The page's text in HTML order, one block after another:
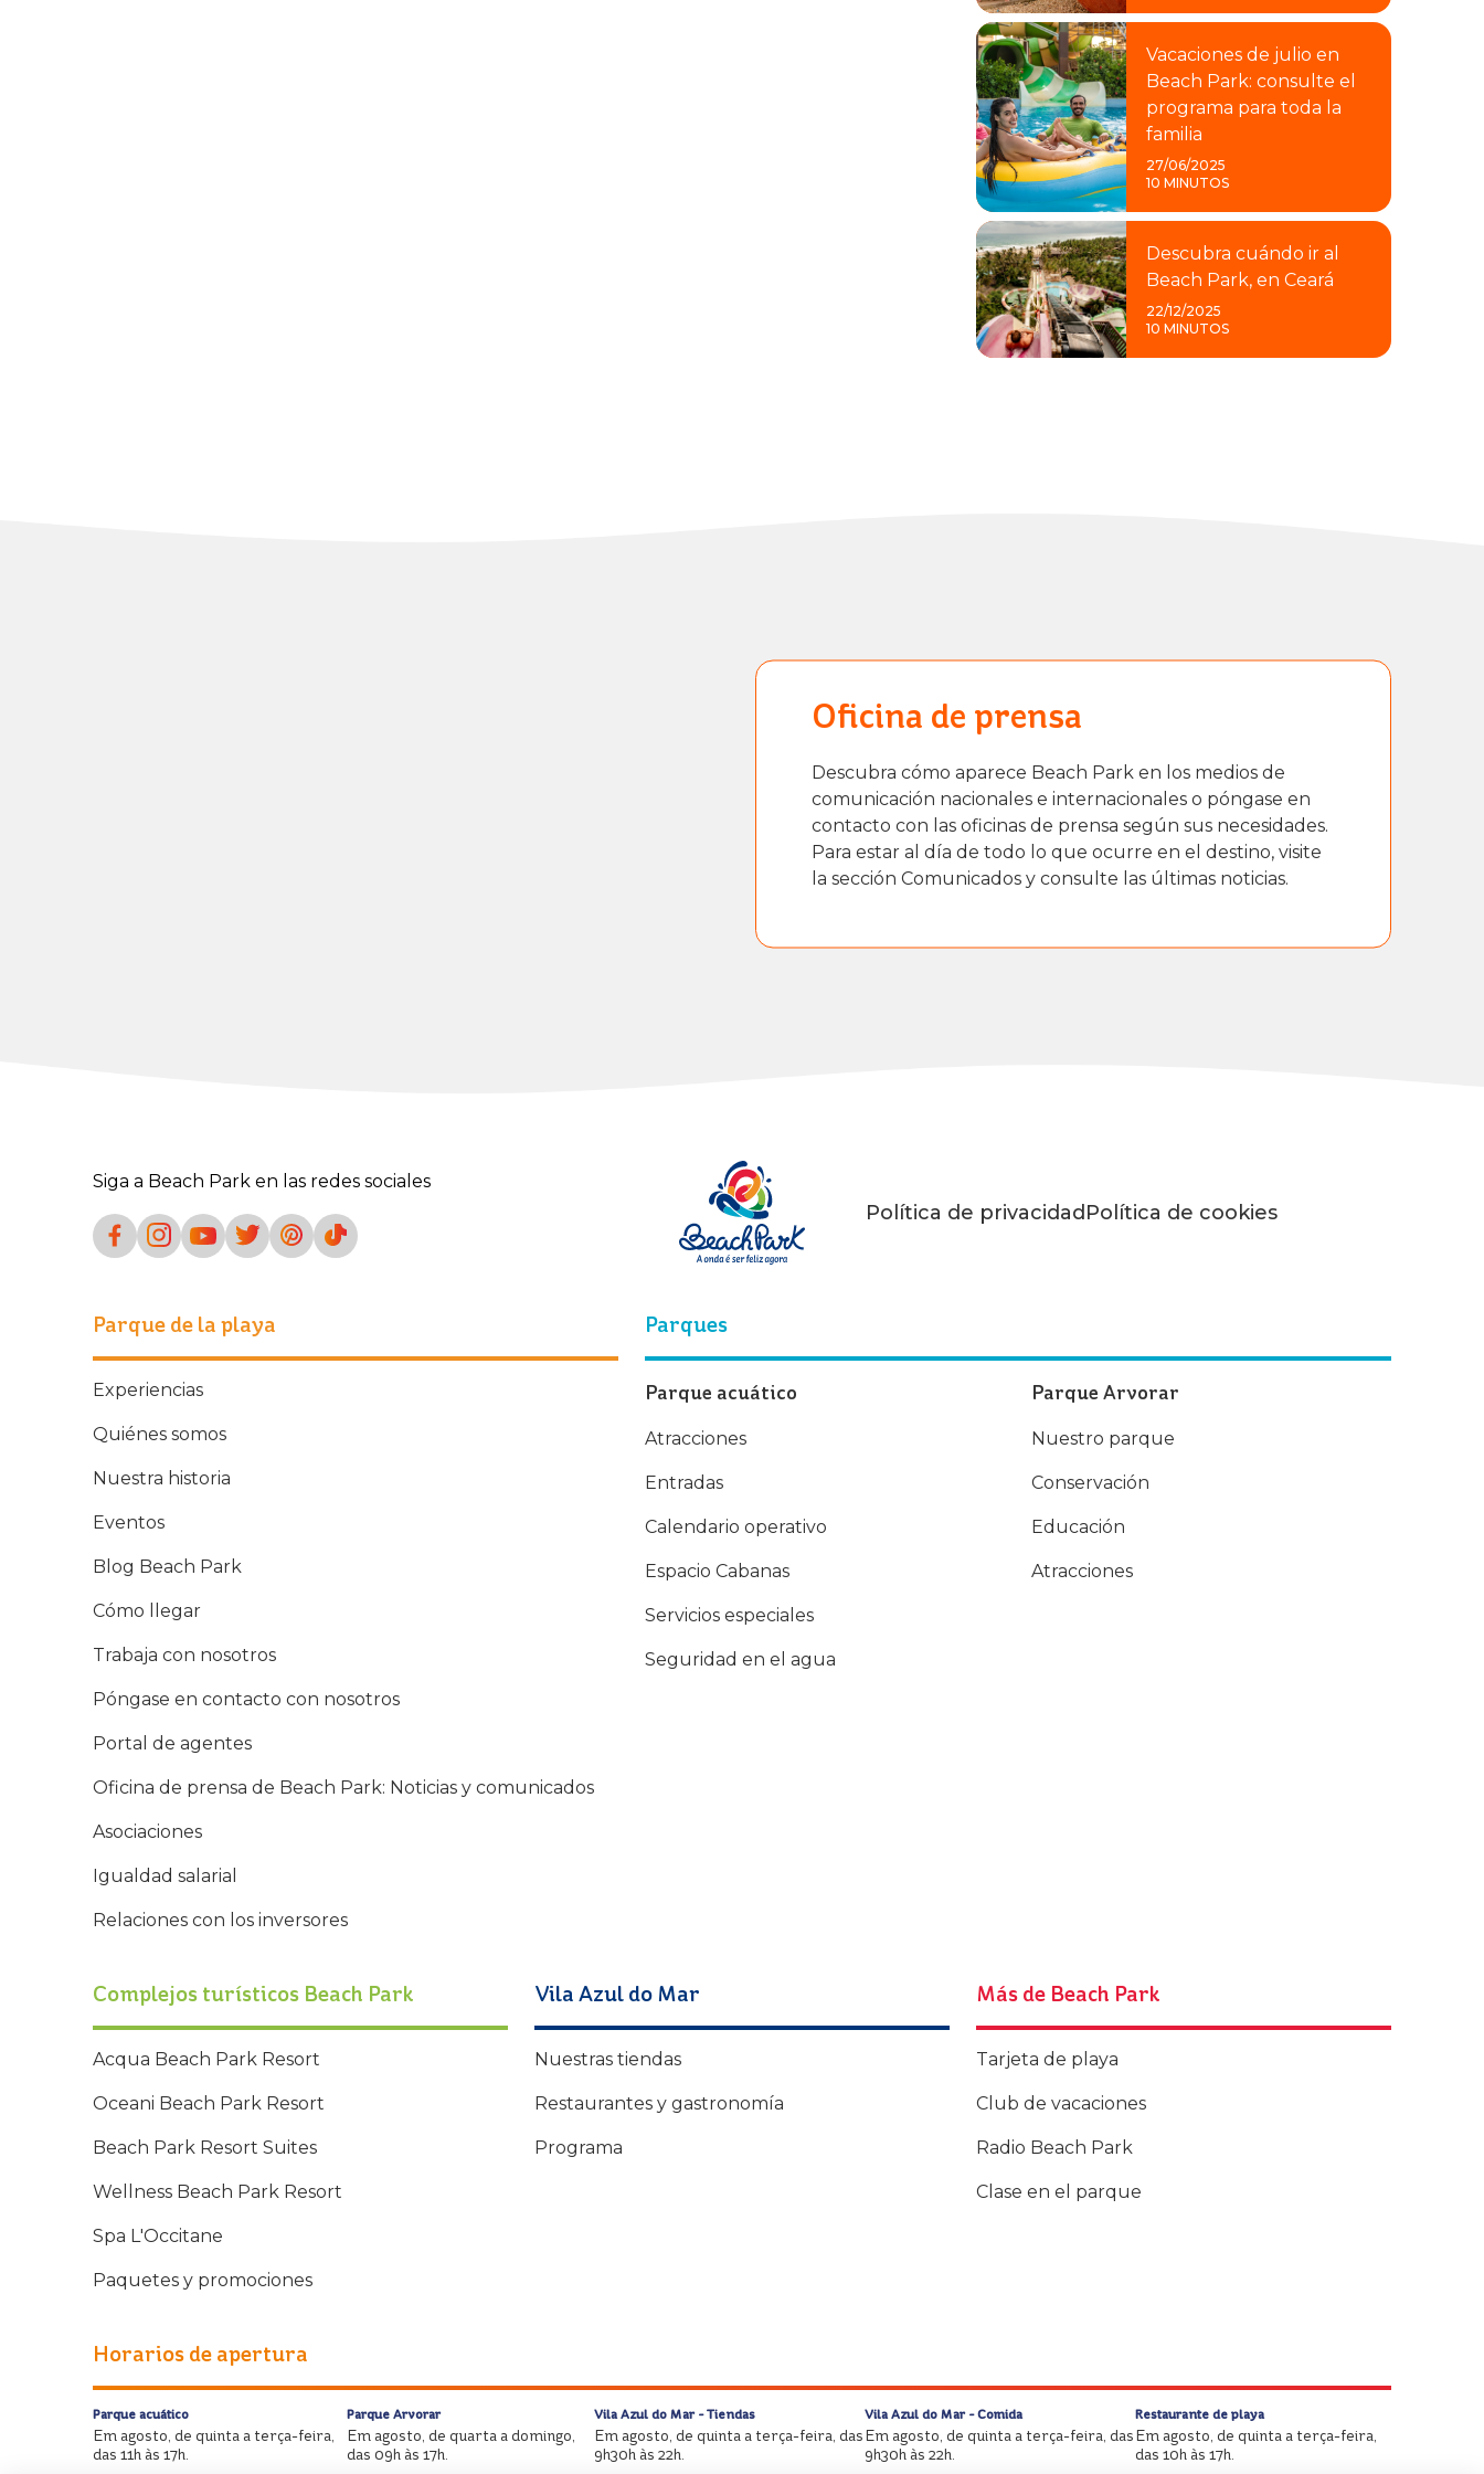
Vacaciones de julio en
Beach Park: consulte el
programa para toda la
familia
27/06/2025
10 MINUTOS
Descubra cuándo ir al
Beach Park, en Ceará
22/12/2025
10 MINUTOS
Oficina de prensa
Descubra cómo aparece Beach Park en los medios de
comunicación nacionales e internacionales o póngase en
contacto con las oficinas de prensa según sus necesidades.
Para estar al día de todo lo que ocurre en el destino, visite
la sección Comunicados y consulte las últimas noticias.
Siga a Beach Park en las redes sociales
Política de privacidad Política de cookies
Parque de la playa
Experiencias
Quiénes somos
Nuestra historia
Eventos
Blog Beach Park
Cómo llegar
Trabaja con nosotros
Póngase en contacto con nosotros
Portal de agentes
Oficina de prensa de Beach Park: Noticias y comunicados
Asociaciones
Igualdad salarial
Relaciones con los inversores
Parques
Parque acuático
Atracciones
Entradas
Calendario operativo
Espacio Cabanas
Servicios especiales
Seguridad en el agua
Parque Arvorar
Nuestro parque
Conservación
Educación
Atracciones
Complejos turísticos Beach Park
Acqua Beach Park Resort
Oceani Beach Park Resort
Beach Park Resort Suites
Wellness Beach Park Resort
Spa L'Occitane
Paquetes y promociones
Vila Azul do Mar
Nuestras tiendas
Restaurantes y gastronomía
Programa
Más de Beach Park
Tarjeta de playa
Club de vacaciones
Radio Beach Park
Clase en el parque
Horarios de apertura
Parque acuático
Em agosto, de quinta a terça-feira,
das 11h às 17h.
Parque Arvorar
Em agosto, de quarta a domingo,
das 09h às 17h.
Vila Azul do Mar - Tiendas
Em agosto, de quinta a terça-feira, das
9h30h às 22h.
Vila Azul do Mar - Comida
Em agosto, de quinta a terça-feira, das
9h30h às 22h.
Restaurante de playa
Em agosto, de quinta a terça-feira,
das 10h às 17h.